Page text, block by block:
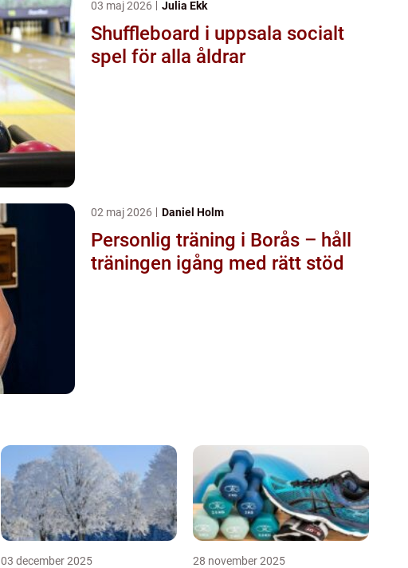
03 maj 2026 Julia Ekk
Shuffleboard i uppsala socialt
spel för alla åldrar
02 maj 2026 Daniel Holm
Personlig träning i Borås – håll
träningen igång med rätt stöd
03 december 2025 28 november 2025